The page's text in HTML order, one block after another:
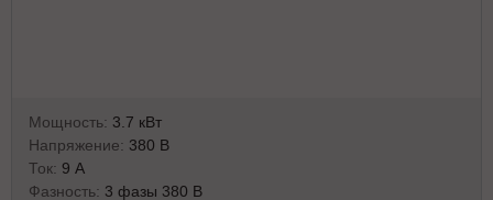
Мощность: 3.7 кВт
Напряжение: 380 В
Ток: 9 А
Фазность: 3 фазы 380 В